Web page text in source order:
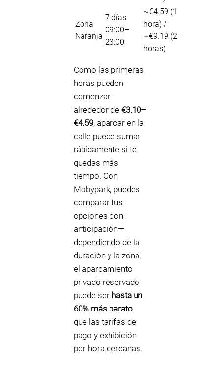
Zona
Naranja
7 días
09:00–
23:00
~€4.59 (1
hora) /
~€9.19 (2
horas)
Como las primeras
horas pueden
comenzar
alrededor de €3.10–
€4.59, aparcar en la
calle puede sumar
rápidamente si te
quedas más
tiempo. Con
Mobypark, puedes
comparar tus
opciones con
anticipación—
dependiendo de la
duración y la zona,
el aparcamiento
privado reservado
puede ser hasta un
60% más barato
que las tarifas de
pago y exhibición
por hora cercanas.